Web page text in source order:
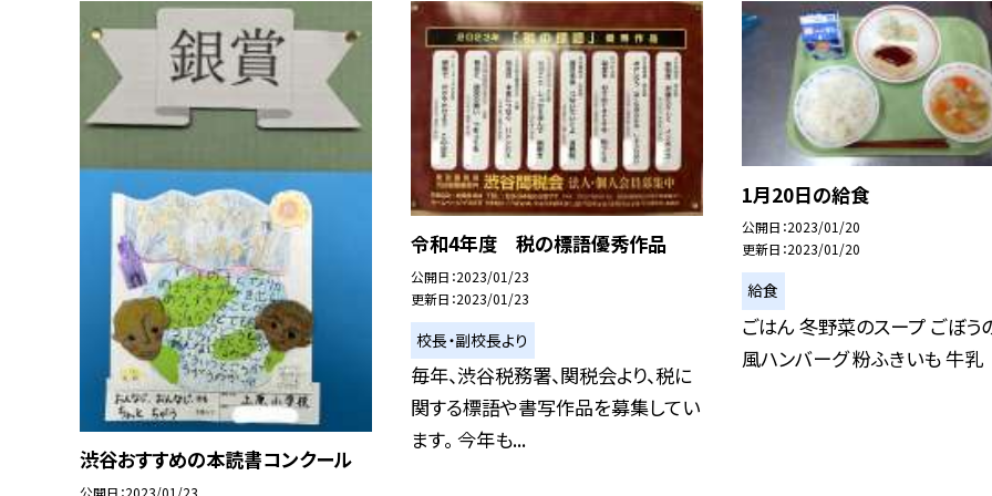
渋谷おすすめの本読書コンクール
公開日 2023/01/23
令和4年度 税の標語優秀作品
公開日 2023/01/23
更新日 2023/01/23
校長・副校長より
毎年、渋谷税務署、関税会より、税に
関する標語や書写作品を募集してい
ます。 今年も...
1月20日の給食
公開日 2023/01/20
更新日 2023/01/20
給食
ごはん 冬野菜のスープ ごぼう
風ハンバーグ 粉ふきいも 牛乳